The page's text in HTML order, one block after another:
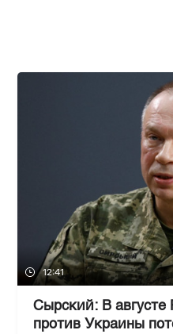
12:41
Сырский: В августе
против Украины